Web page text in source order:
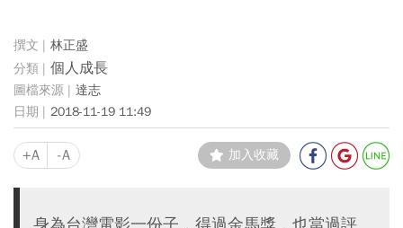
林正盛
個人成長
達志
2018-11-19 11:49
+A -A 加入收藏
身為台灣電影一份子，得過金馬獎，也當過評